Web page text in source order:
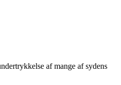
af mange af sydens